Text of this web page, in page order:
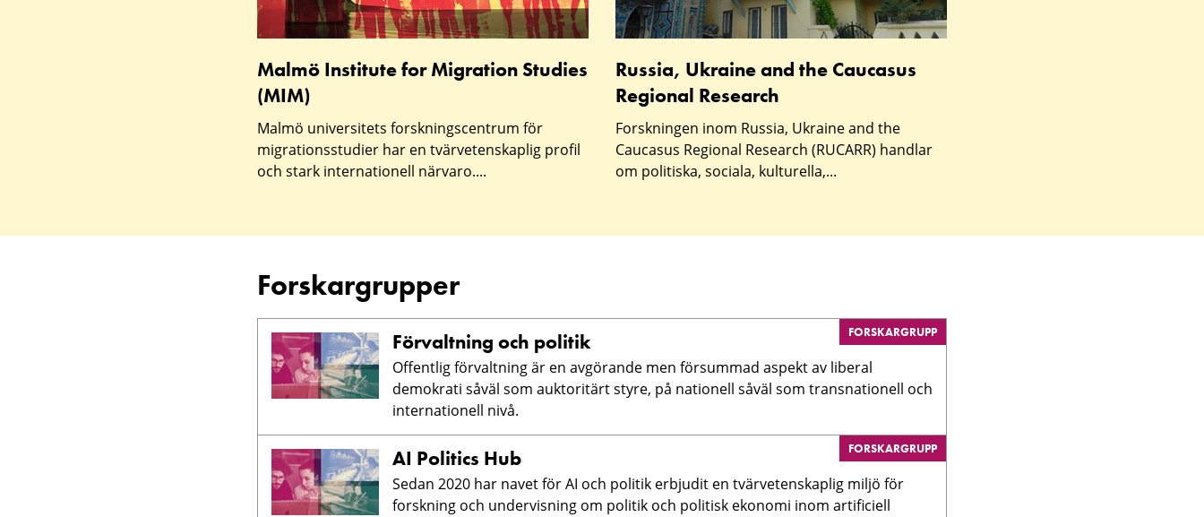
Malmö Institute for Migration Studies
(MIM)
Malmö universitets forskningscentrum för
migrationsstudier har en tvärvetenskaplig profil
och stark internationell närvaro....
Russia, Ukraine and the Caucasus
Regional Research
Forskningen inom Russia, Ukraine and the
Caucasus Regional Research (RUCARR) handlar
om politiska, sociala, kulturella,...
Forskargrupper
FORSKARGRUPP
Förvaltning och politik
Offentlig förvaltning är en avgörande men försummad aspekt av liberal
demokrati såväl som auktoritärt styre, på nationell såväl som transnationell och
internationell nivå.
FORSKARGRUPP
AI Politics Hub
Sedan 2020 har navet för AI och politik erbjudit en tvärvetenskaplig miljö för
forskning och undervisning om politik och politisk ekonomi inom artificiell